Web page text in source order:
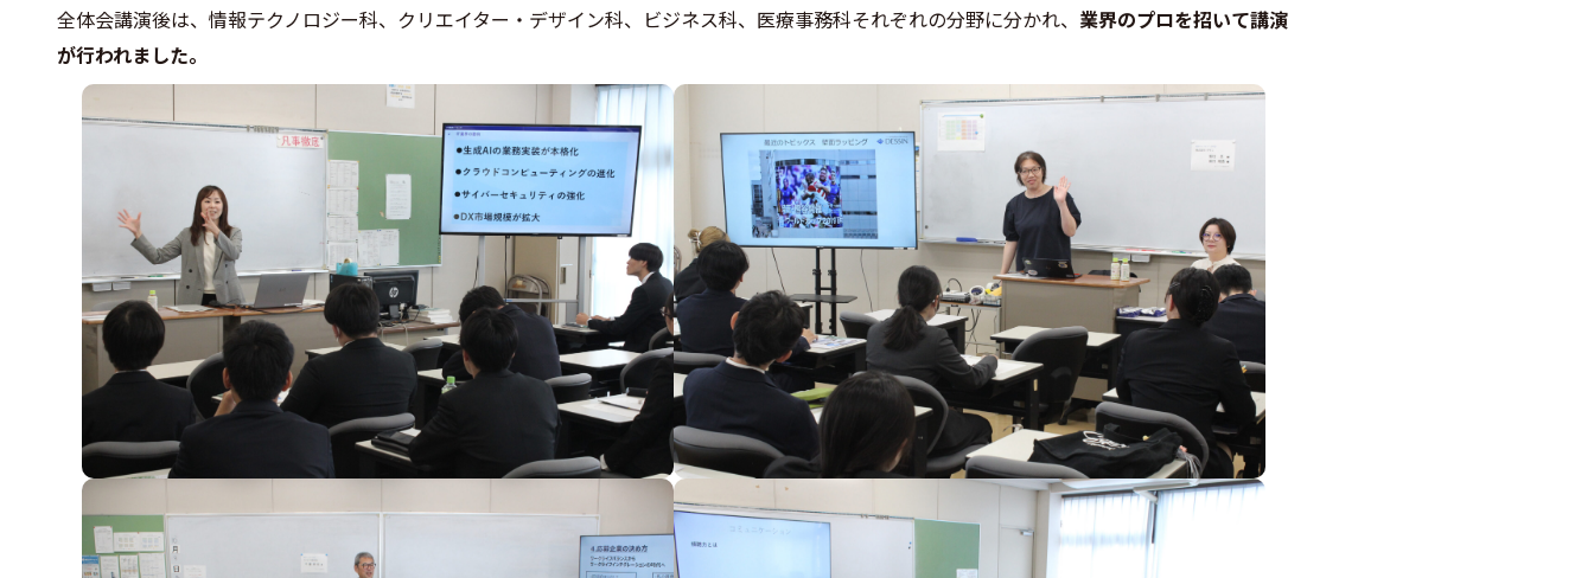
学校案内
SCHOOL GUIDE
学科・コース
DEPARTMENT / COURSE
オープンキャンパス
OPEN CAMPUS
入学案内
ADMISSION INFORMATION
資格・就職
QUALIFICATIONS / EMPLOYMENT
全体会講演後は、情報テクノロジー科、クリエイター・デザイン科、ビジネス科、医療事務科それぞれの分野に分かれ、 業界のプロを招いて講演
が行われました。